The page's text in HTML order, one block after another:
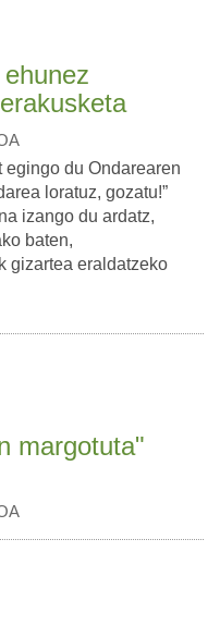
egingo du Ondarearen
loratuz, gozatu!”
izango du ardatz,
baten,
gizartea eraldatzeko
margotuta"